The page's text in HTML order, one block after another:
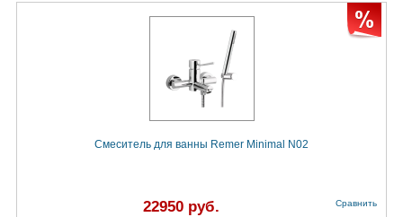
Смеситель для ванны Remer Minimal N02
22950 руб. Сравнить